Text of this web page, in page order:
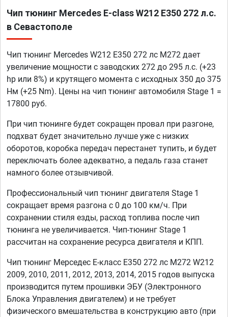
Чип тюнинг Mercedes E-class W212 E350 272 л.с.
в Севастополе
Чип тюнинг Mercedes W212 E350 272 лс M272 дает
увеличение мощности с заводских 272 до 295 л.с. (+23
hp или 8%) и крутящего момента с исходных 350 до 375
Нм (+25 Nm). Цены на чип тюнинг автомобиля Stage 1 =
17800 руб.
При чип тюнинге будет сокращен провал при разгоне,
подхват будет значительно лучше уже с низких
оборотов, коробка передач перестанет тупить, и будет
переключать более адекватно, а педаль газа станет
намного более отзывчивой.
Профессиональный чип тюнинг двигателя Stage 1
сокращает время разгона с 0 до 100 км/ч. При
сохранении стиля езды, расход топлива после чип
тюнинга не увеличивается. Чип-тюнинг Stage 1
рассчитан на сохранение ресурса двигателя и КПП.
Чип тюнинг Мерседес Е-класс E350 272 лс M272 W212
2009, 2010, 2011, 2012, 2013, 2014, 2015 годов выпуска
производится путем прошивки ЭБУ (Электронного
Блока Управления двигателем) и не требует
физического вмешательства в конструкцию авто (при